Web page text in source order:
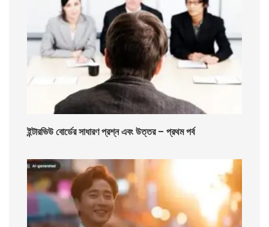
ইন্টারভিউ বোর্ডের সাধারণ প্রশ্ন এবং উত্তর – প্রথম পর্ব